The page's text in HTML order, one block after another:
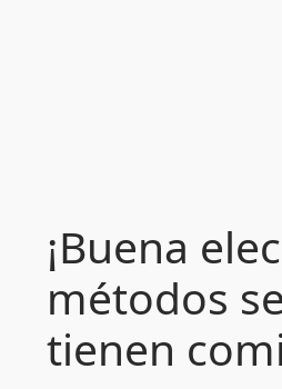
¡Buena
métodos
tienen